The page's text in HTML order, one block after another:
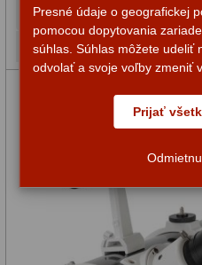
Na
Presné údaje o geografickej
pomocou dopytovania
súhlas. Súhlas môžete udeliť
odvolať a svoje voľby zmeniť
Prijať